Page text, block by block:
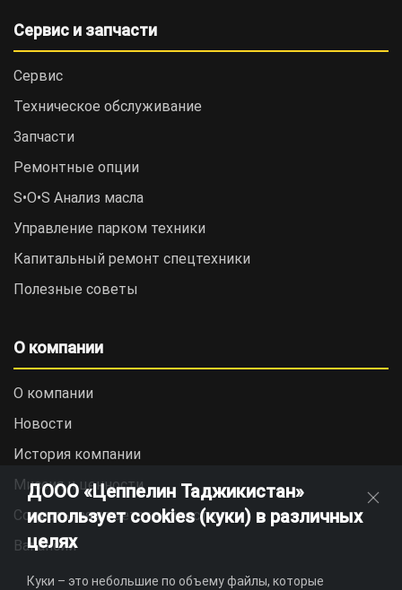
Сервис и запчасти
Сервис
Техническое обслуживание
Запчасти
Ремонтные опции
S•O•S Анализ масла
Управление парком техники
Капитальный ремонт спецтехники
Полезные советы
О компании
О компании
Новости
История компании
Миссия и ценности
Социальная ответственность
Вакансии
ДООО «Цеппелин Таджикистан»
использует cookies (куки) в различных
целях
Куки – это небольшие по объему файлы, которые